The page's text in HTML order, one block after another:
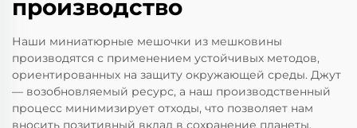
производство
Наши миниатюрные мешочки из мешковины
производятся с применением устойчивых методов,
ориентированных на защиту окружающей среды. Джут
— возобновляемый ресурс, а наш производственный
процесс минимизирует отходы, что позволяет нам
вносить позитивный вклад в сохранение планеты.